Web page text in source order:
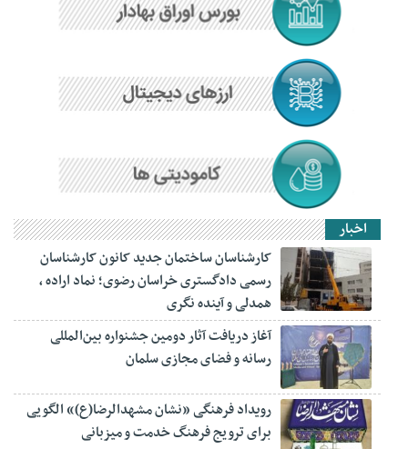
اخبار
کارشناسان ساختمان جدید کانون کارشناسان
رسمی دادگستری خراسان رضوی؛ نماد اراده ،
همدلی و آینده نگری
آغاز دریافت آثار دومین جشنواره بین‌المللی
رسانه و فضای مجازی سلمان
رویداد فرهنگی «نشان مشهدالرضا(ع)» الگویی
برای ترویج فرهنگ خدمت و میزبانی